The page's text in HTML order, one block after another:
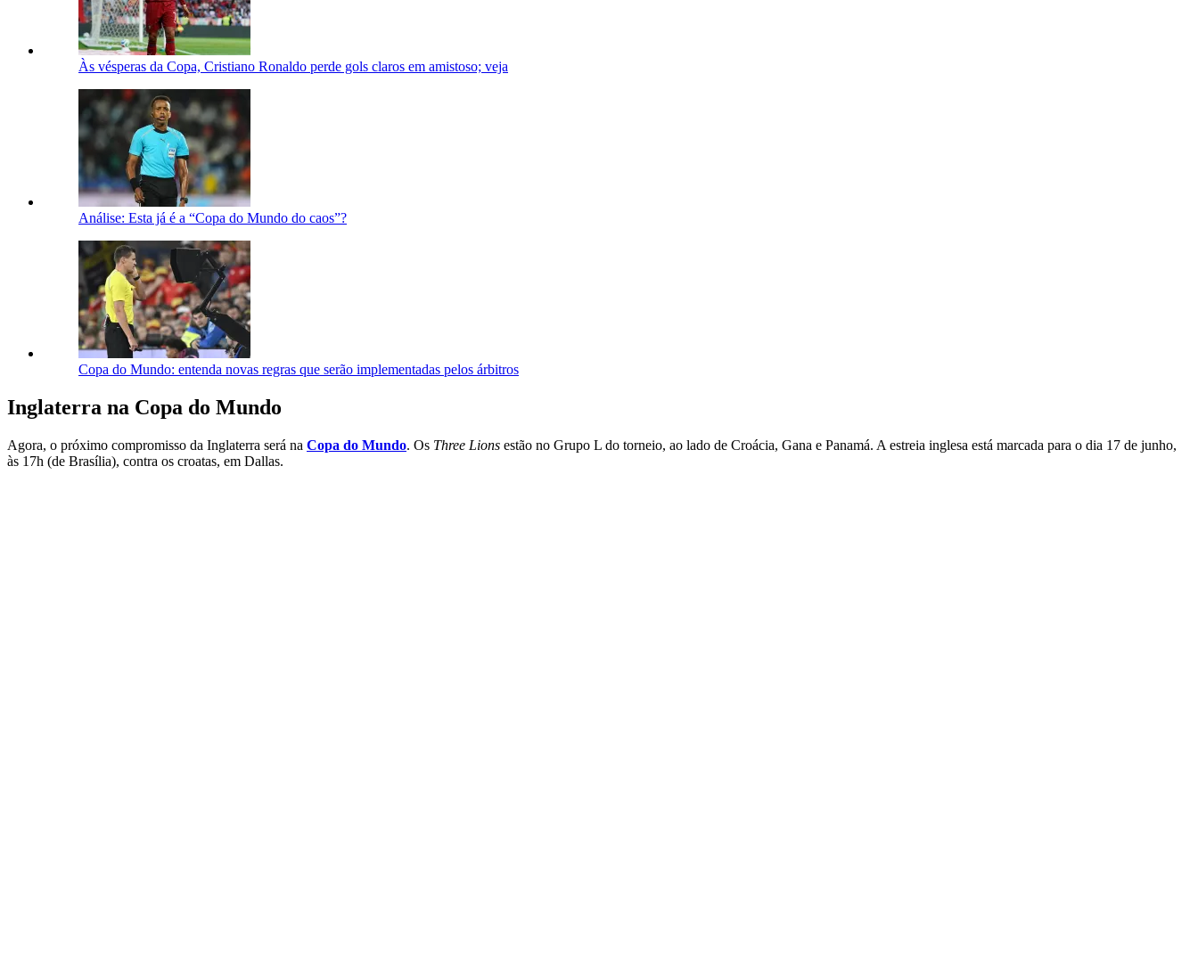
Às vésperas da Copa, Cristiano Ronaldo perde gols claros em amistoso; veja
Análise: Esta já é a “Copa do Mundo do caos”?
Copa do Mundo: entenda novas regras que serão implementadas pelos árbitros
Inglaterra na Copa do Mundo
Agora, o próximo compromisso da Inglaterra será na Copa do Mundo. Os Three Lions estão no Grupo L do torneio, ao lado de Croácia, Gana e Panamá. A estreia inglesa está marcada para o dia 17 de junho,
às 17h (de Brasília), contra os croatas, em Dallas.